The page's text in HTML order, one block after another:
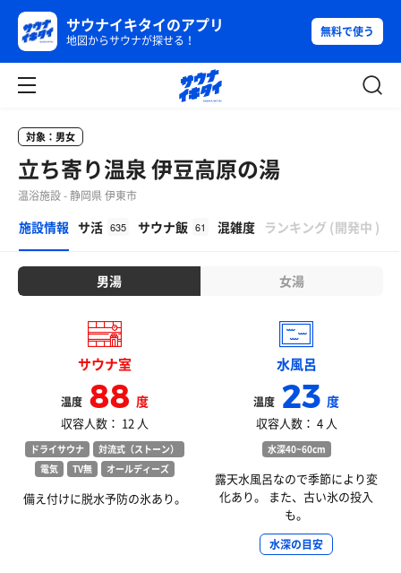
サウナイキタイのアプリ
地図からサウナが探せる！
無料で使う
対象：男女
立ち寄り温泉 伊豆高原の湯
温浴施設 - 静岡県 伊東市
施設情報 サ活 635 サウナ飯 61 混雑度 ランキング (開発中 )
男湯 女湯
サウナ室
温度 88度
収容人数： 12 人
ドライサウナ
対流式（ストーン）
電気
TV無 オールディーズ
備え付けに脱水予防の氷あり。
水風呂
温度 23度
収容人数： 4 人
水深40~60cm
露天水風呂なので季節により変
化あり。 また、古い氷の投入
も。
水深の目安